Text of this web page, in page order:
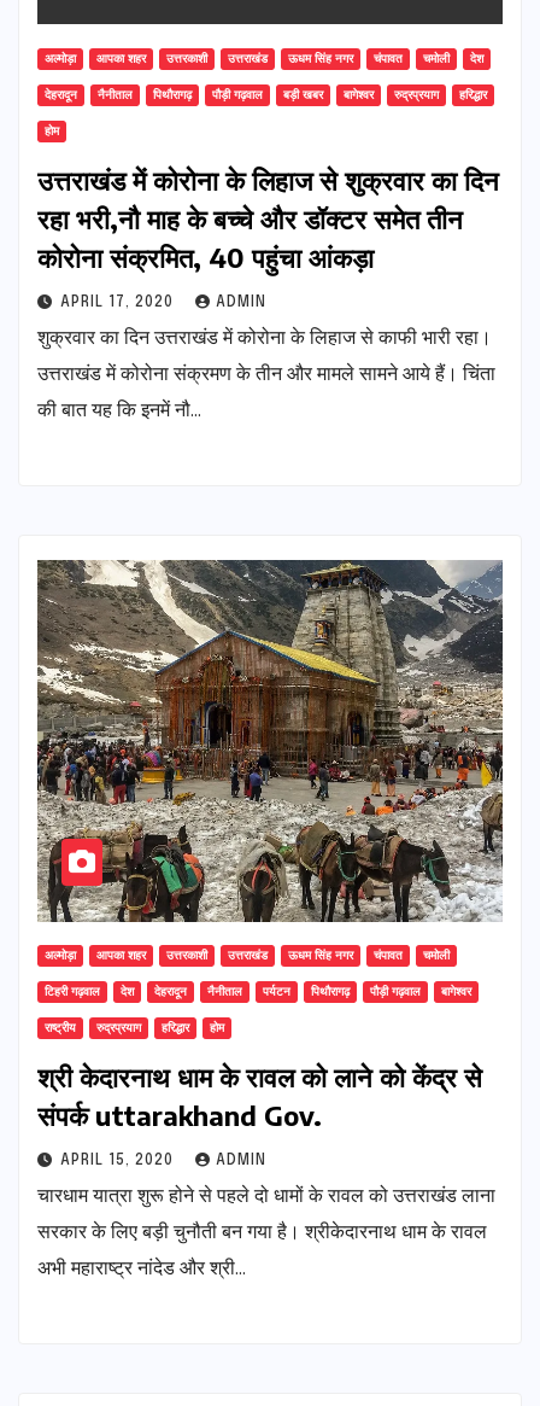
अल्मोड़ा आपका शहर उत्तरकाशी उत्तराखंड ऊधम सिंह नगर चंपावत चमोली देश
देहरादून नैनीताल पिथौरागढ़ पौड़ी गढ़वाल बड़ी खबर बागेश्वर रुद्रप्रयाग हरिद्धार
होम
उत्तराखंड में कोरोना के लिहाज से शुक्रवार का दिन
रहा भरी,नौ माह के बच्चे और डॉक्टर समेत तीन
कोरोना संक्रमित, 40 पहुंचा आंकड़ा
APRIL 17, 2020 ADMIN
शुक्रवार का दिन उत्तराखंड में कोरोना के लिहाज से काफी भारी रहा।
उत्तराखंड में कोरोना संक्रमण के तीन और मामले सामने आये हैं। चिंता
की बात यह कि इनमें नौ…
अल्मोड़ा आपका शहर उत्तरकाशी उत्तराखंड ऊधम सिंह नगर चंपावत चमोली
टिहरी गढ़वाल देश देहरादून नैनीताल पर्यटन पिथौरागढ़ पौड़ी गढ़वाल बागेश्वर
राष्ट्रीय रुद्रप्रयाग हरिद्धार होम
श्री केदारनाथ धाम के रावल को लाने को केंद्र से
संपर्क uttarakhand Gov.
APRIL 15, 2020 ADMIN
चारधाम यात्रा शुरू होने से पहले दो धामों के रावल को उत्तराखंड लाना
सरकार के लिए बड़ी चुनौती बन गया है। श्रीकेदारनाथ धाम के रावल
अभी महाराष्ट्र नांदेड और श्री…